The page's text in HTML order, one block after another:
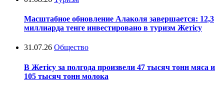
Масштабное обновление Алаколя завершается: 12,3
миллиарда тенге инвестировано в туризм Жетісу
31.07.26 Общество
В Жетісу за полгода произвели 47 тысяч тонн мяса и
105 тысяч тонн молока